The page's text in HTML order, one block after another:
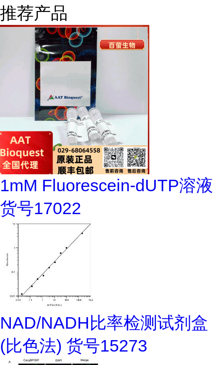
推荐产品
1mM Fluorescein-dUTP溶液
货号17022
NAD/NADH比率检测试剂盒
(比色法) 货号15273